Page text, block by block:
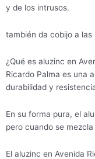
y de los intrusos.
también da cobijo a
¿Qué es aluzinc en
Ricardo Palma es una
durabilidad y
En su forma pura, el
pero cuando se
El aluzinc en Avenida